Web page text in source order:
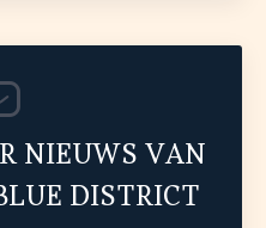
NIEUWS VAN
DISTRICT